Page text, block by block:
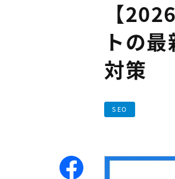
【
トの
対策
SEO